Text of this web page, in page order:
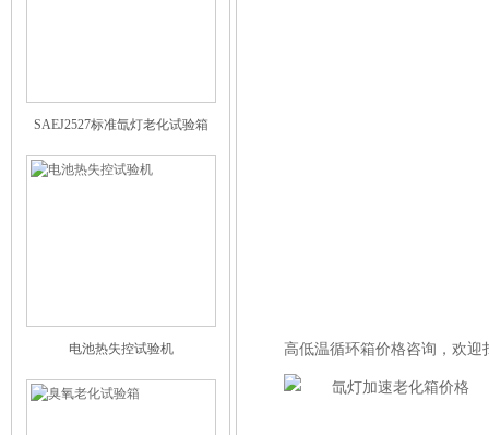
SAEJ2527标准氙灯老化试验箱
电池热失控试验机 高低温循环箱价格咨询，欢